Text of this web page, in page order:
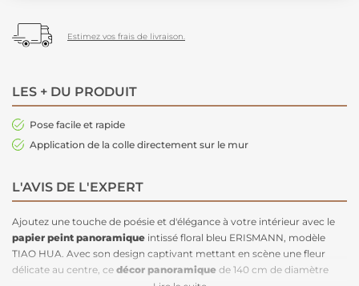
Estimez vos frais de livraison.
LES + DU PRODUIT
Pose facile et rapide
Application de la colle directement sur le mur
L'AVIS DE L'EXPERT
Ajoutez une touche de poésie et d'élégance à votre intérieur avec le
papier peint panoramique intissé floral bleu ERISMANN, modèle
TIAO HUA. Avec son design captivant mettant en scène une fleur
délicate au centre, ce décor panoramique de 140 cm de diamètre